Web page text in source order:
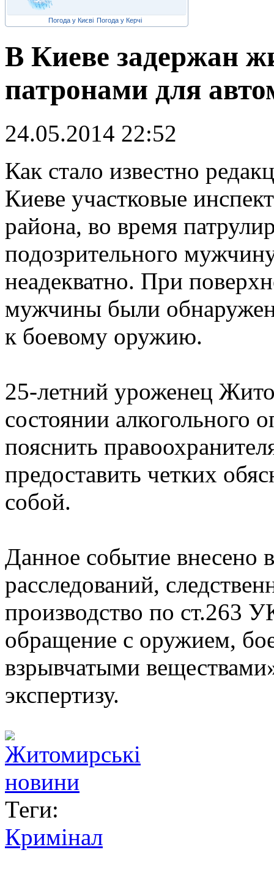
Погода у Києві Погода у Керчі
В Киеве задержан
патронами для
24.05.2014 22:52
Как стало известно
Киеве участковые
района, во время
подозрительного
неадекватно. При
мужчины были
к боевому оружию.
25-летний уроженец
состоянии алкогольного
пояснить
предоставить четких
собой.
Данное событие внесено
расследований,
производство по ст.263
обращение с оружием,
взрывчатыми
экспертизу.
Теги:
Кримінал